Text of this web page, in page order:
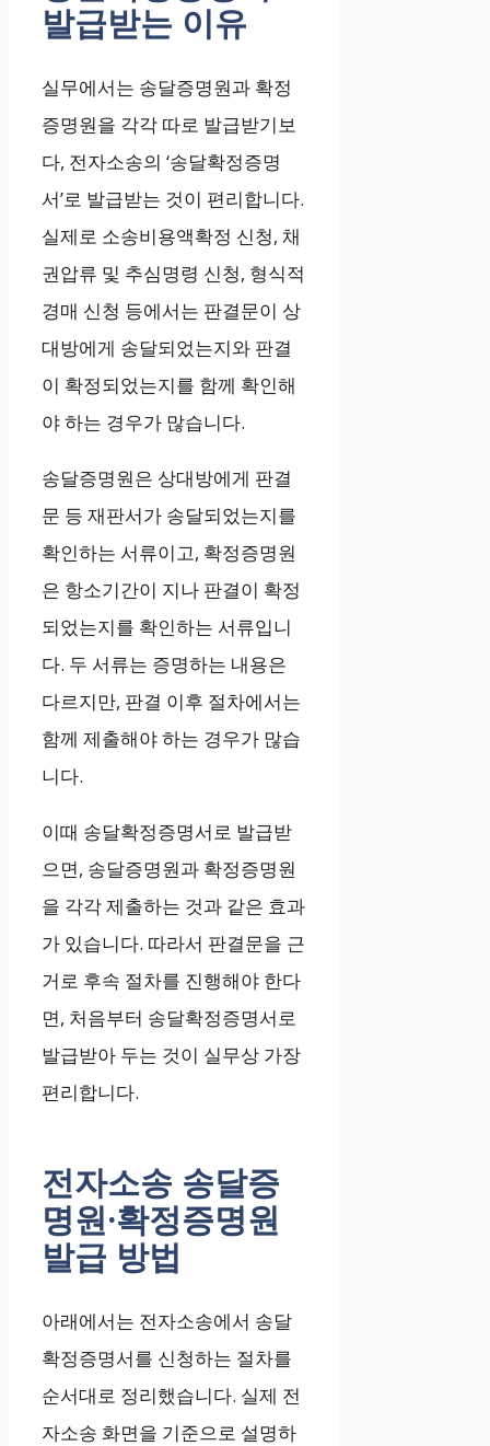
발급받는 이유
실무에서는 송달증명원과 확정
증명원을 각각 따로 발급받기보
다, 전자소송의 ‘송달확정증명
서’로 발급받는 것이 편리합니다.
실제로 소송비용액확정 신청, 채
권압류 및 추심명령 신청, 형식적
경매 신청 등에서는 판결문이 상
대방에게 송달되었는지와 판결
이 확정되었는지를 함께 확인해
야 하는 경우가 많습니다.
송달증명원은 상대방에게 판결
문 등 재판서가 송달되었는지를
확인하는 서류이고, 확정증명원
은 항소기간이 지나 판결이 확정
되었는지를 확인하는 서류입니
다. 두 서류는 증명하는 내용은
다르지만, 판결 이후 절차에서는
함께 제출해야 하는 경우가 많습
니다.
이때 송달확정증명서로 발급받
으면, 송달증명원과 확정증명원
을 각각 제출하는 것과 같은 효과
가 있습니다. 따라서 판결문을 근
거로 후속 절차를 진행해야 한다
면, 처음부터 송달확정증명서로
발급받아 두는 것이 실무상 가장
편리합니다.
전자소송 송달증
명원·확정증명원
발급 방법
아래에서는 전자소송에서 송달
확정증명서를 신청하는 절차를
순서대로 정리했습니다. 실제 전
자소송 화면을 기준으로 설명하